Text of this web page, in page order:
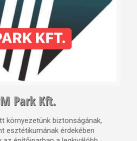
Park Kft.
környezetünk biztonságának,
esztétikumának érdekében